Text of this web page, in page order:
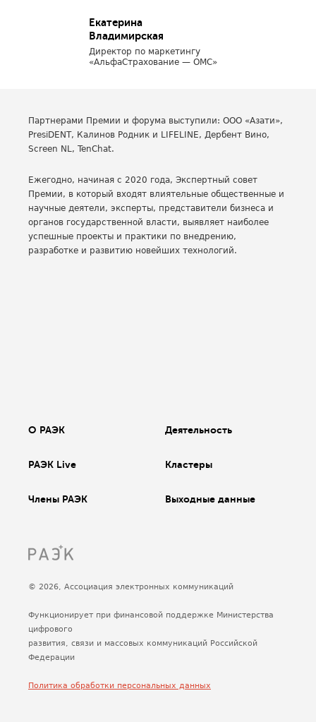
Екатерина
Владимирская
Директор по маркетингу
«АльфаСтрахование — ОМС»
Партнерами Премии и форума выступили: ООО «Азати»,
PresiDENT, Калинов Родник и LIFELINE, Дербент Вино,
Screen NL, TenChat.
Ежегодно, начиная с 2020 года, Экспертный совет
Премии, в который входят влиятельные общественные и
научные деятели, эксперты, представители бизнеса и
органов государственной власти, выявляет наиболее
успешные проекты и практики по внедрению,
разработке и развитию новейших технологий.
О РАЭК Деятельность
РАЭК Live Кластеры
Члены РАЭК Выходные данные
© 2026, Ассоциация электронных коммуникаций
Функционирует при финансовой поддержке Министерства
цифрового
развития, связи и массовых коммуникаций Российской
Федерации
Политика обработки персональных данных